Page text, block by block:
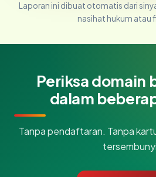
Laporan ini dibuat otomatis dari
nasihat hukum atau
Periksa domain
dalam
Tanpa pendaftaran. Tanpa